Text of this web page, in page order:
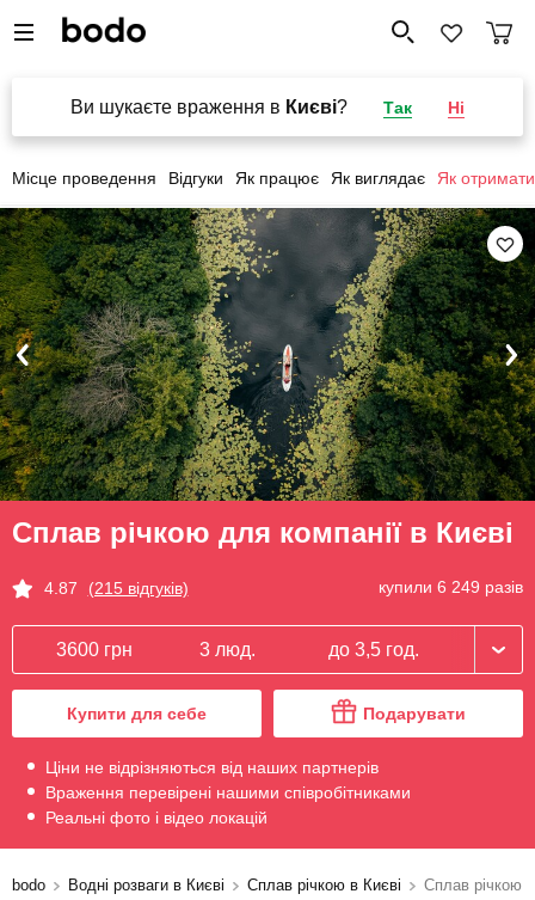
Ви шукаєте враження в Києві? Так Ні
Місце проведення Відгуки Як працює Як виглядає Як отримати
Сплав річкою для компанії в Києві
4.87 (215 відгуків) купили 6 249 разів
3600 грн 3 люд. до 3,5 год.
Купити для себе Подарувати
Ціни не відрізняються від наших партнерів
Враження перевірені нашими співробітниками
Реальні фото і відео локацій
bodo Водні розваги в Києві Сплав річкою в Києві Сплав річкою